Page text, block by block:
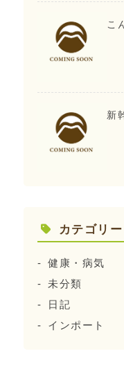
こ
新
カテゴリー
健康・病気
未分類
日記
インポート